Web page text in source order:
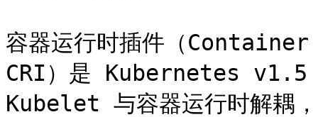
容器运行时插件（
CRI）是 Kubernetes v1.5
Kubelet 与容器运行时解耦